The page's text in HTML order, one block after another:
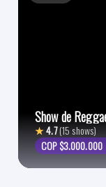
Show de
★4.7(15 shows)
COP $3.000.000